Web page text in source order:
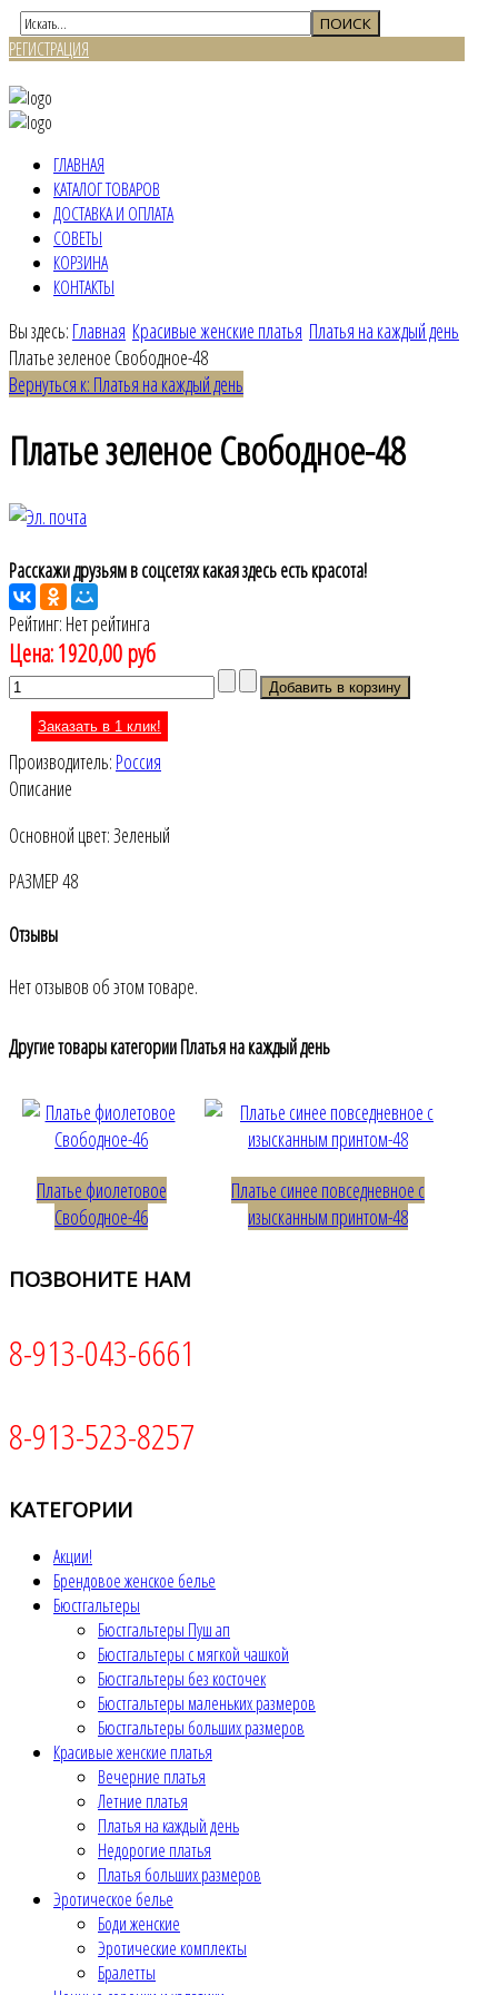
РЕГИСТРАЦИЯ
ГЛАВНАЯ
КАТАЛОГ ТОВАРОВ
ДОСТАВКА И ОПЛАТА
СОВЕТЫ
КОРЗИНА
КОНТАКТЫ
Вы здесь: Главная Красивые женские платья Платья на каждый день
Платье зеленое Свободное-48
Вернуться к: Платья на каждый день
Платье зеленое Свободное-48
Расскажи друзьям в соцсетях какая здесь есть красота!
Рейтинг: Нет рейтинга
Цена:1920,00 руб
Заказать в 1 клик!
Производитель: Россия
Описание
Основной цвет: Зеленый
РАЗМЕР 48
Отзывы
Нет отзывов об этом товаре.
Другие товары категории Платья на каждый день
Платье фиолетовое
Свободное-46
Платье синее повседневное с
изысканным принтом-48
ПОЗВОНИТЕ НАМ
8-913-043-6661
8-913-523-8257
КАТЕГОРИИ
Акции!
Брендовое женское белье
Бюстгальтеры
Бюстгальтеры Пуш ап
Бюстгальтеры с мягкой чашкой
Бюстгальтеры без косточек
Бюстгальтеры маленьких размеров
Бюстгальтеры больших размеров
Красивые женские платья
Вечерние платья
Летние платья
Платья на каждый день
Недорогие платья
Платья больших размеров
Эротическое белье
Боди женские
Эротические комплекты
Бралетты